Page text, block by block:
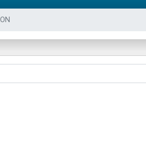
dans Torah-Box Music
rejoindre sur WhatsApp
rejoindre sur WhatsApp